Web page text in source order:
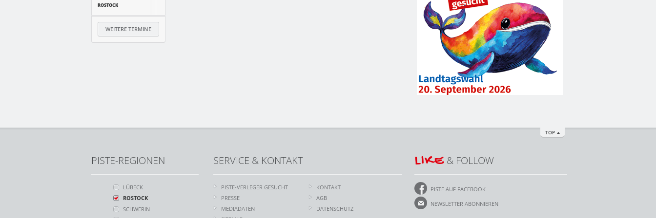
ROSTOCK
WEITERE TERMINE
TOP
PISTE-REGIONEN
LÜBECK
ROSTOCK
SCHWERIN
SERVICE & KONTAKT
PISTE-VERLEGER GESUCHT
PRESSE
MEDIADATEN
KONTAKT
AGB
DATENSCHUTZ
LIKE& FOLLOW
PISTE AUF FACEBOOK
NEWSLETTER ABONNIEREN